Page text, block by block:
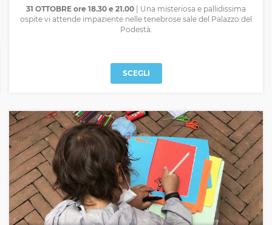
31 OTTOBRE ore 18.30 e 21.00
| Una misteriosa e pallidissima
ospite vi attende impaziente nelle tenebrose sale del Palazzo del
Podestà.
SCEGLI